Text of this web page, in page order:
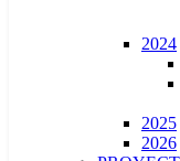
2024
2025
2026